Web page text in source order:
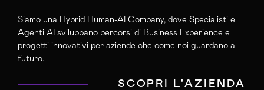
Siamo una Hybrid Human-AI Company, dove Specialisti e
Agenti AI sviluppano percorsi di Business Experience e
progetti innovativi per aziende che come noi guardano al
futuro.
SCOPRI L'AZIENDA